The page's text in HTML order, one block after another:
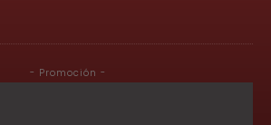
- Promoción -